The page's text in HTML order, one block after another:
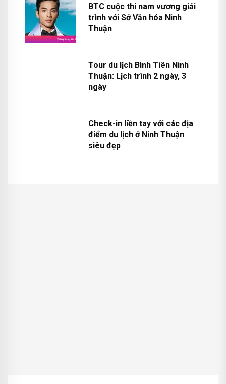
BTC cuộc thi nam vương giải
trình với Sở Văn hóa Ninh
Thuận
Tour du lịch Bình Tiên Ninh
Thuận: Lịch trình 2 ngày, 3
ngày
Check-in liền tay với các địa
điểm du lịch ở Ninh Thuận
siêu đẹp